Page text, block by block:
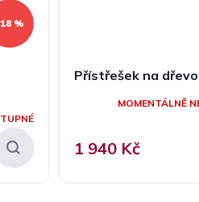
%
Přístřešek na dřevo
MOMENTÁLNĚ
1 940 Kč